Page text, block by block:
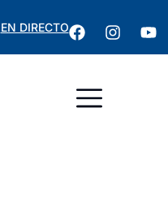
EN DIRECTO